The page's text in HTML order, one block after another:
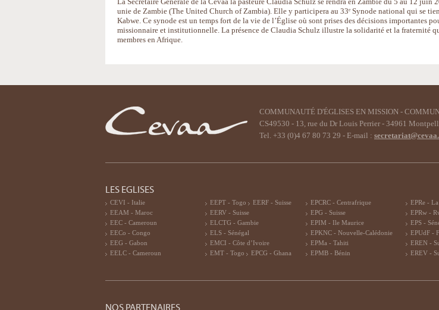
unie de Zambie (The United Church of Zambia). Elle y participera au 33ᵉ Synode national qui se
Kabwe. Ce synode est un temps fort de la vie de l’Église où sont prises des décisions importantes
missionnaire et institutionnelle. La présence de Claudia Schulz illustre la solidarité et la fraternité
membres en Afrique.
COMMUNAUTÉ D'ÉGLISES EN MISSION -
CS49530 - 13, rue du Dr Louis Perrier - 34961
Tel. +33 (0)4 67 80 73 29 - E-mail :
LES EGLISES
CEVI - Italie
EEAM - Maroc
EEC - Cameroun
EECo - Congo
EEG - Gabon
EELC - Cameroun
EEPT - Togo
EERF - Suisse
EERV - Suisse
ELCTG - Gambie
ELS - Sénégal
EMCI - Côte d’Ivoire
EMT - Togo
EPCG - Ghana
EPCRC - Centrafrique
EPG - Suisse
EPIM - Ile Maurice
EPKNC - Nouvelle-Calédonie
EPMa - Tahiti
EPMB - Bénin
EPRe -
EPRw -
EPS -
EPUdF -
EREN -
EREV -
NOS PARTENAIRES